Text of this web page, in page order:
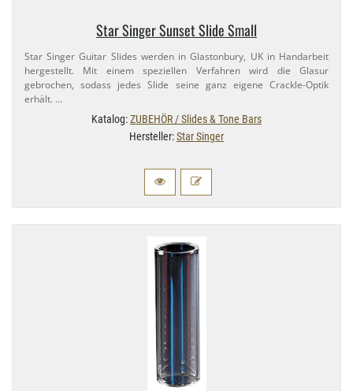
Star Singer Sunset Slide Small
Star Singer Guitar Slides werden in Glastonbury, UK in Handarbeit
hergestellt. Mit einem speziellen Verfahren wird die Glasur
gebrochen, sodass jedes Slide seine ganz eigene Crackle-​Optik
erhält. …
Katalog:ZUBEHÖR / Slides & Tone Bars
Hersteller:Star Singer